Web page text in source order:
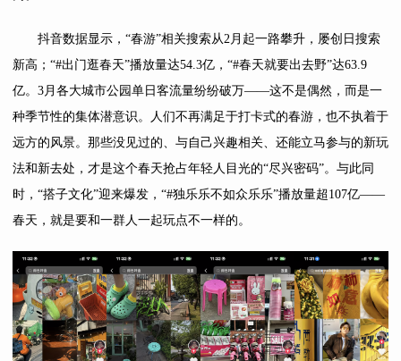
抖音数据显示，“春游”相关搜索从2月起一路攀升，屡创日搜索
新高；“#出门逛春天”播放量达54.3亿，“#春天就要出去野”达63.9
亿。3月各大城市公园单日客流量纷纷破万——这不是偶然，而是一
种季节性的集体潜意识。人们不再满足于打卡式的春游，也不执着于
远方的风景。那些没见过的、与自己兴趣相关、还能立马参与的新玩
法和新去处，才是这个春天抢占年轻人目光的“尽兴密码”。与此同
时，“搭子文化”迎来爆发，“#独乐乐不如众乐乐”播放量超107亿——
春天，就是要和一群人一起玩点不一样的。